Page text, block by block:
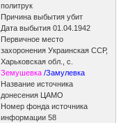
политрук
Причина выбытия убит
Дата выбытия 01.04.1942
Первичное место
захоронения Украинская ССР,
Харьковская обл., с.
Земушевка /Замулевка
Название источника
донесения ЦАМО
Номер фонда источника
информации 58